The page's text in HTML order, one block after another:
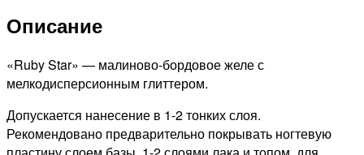
глиттером
Nail
Polish
Star,
9мл
Описание
«Ruby Star» — малиново-бордовое желе с
мелкодисперсионным глиттером.
Допускается нанесение в 1-2 тонких слоя.
Рекомендовано предварительно покрывать ногтевую